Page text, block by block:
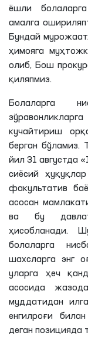
ёшли
амалга
Бундай
ҳимояга
олиб, Бош
қиляпмиз.
Болаларга
кучайтириш
берган бўламиз.
йил 31 августда
сиёсий
факультатив
асосан
ва бу
ҳисобланади.
болаларга
шахсларга энг
уларга ҳеч
асосида
муддатидан
енгилроғи билан
деган позицияда